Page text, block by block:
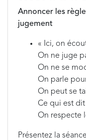
Annoncer les
jugement
« Ici, on
On ne juge
On ne se
On parle
On peut se
Ce qui est
On respecte
Présentez la